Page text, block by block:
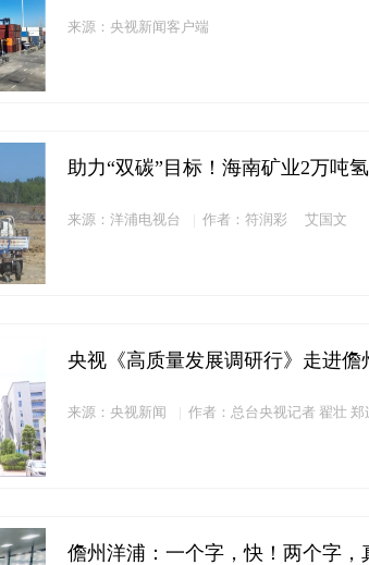
来源：央视新闻客户端
助力“双碳”目标！海南矿业2万吨
来源：洋浦电视台 作者：符润彩 艾国文
央视《高质量发展调研行》走进
来源：央视新闻 作者：总台央视记者 翟壮
儋州洋浦：一个字，快！两个字，